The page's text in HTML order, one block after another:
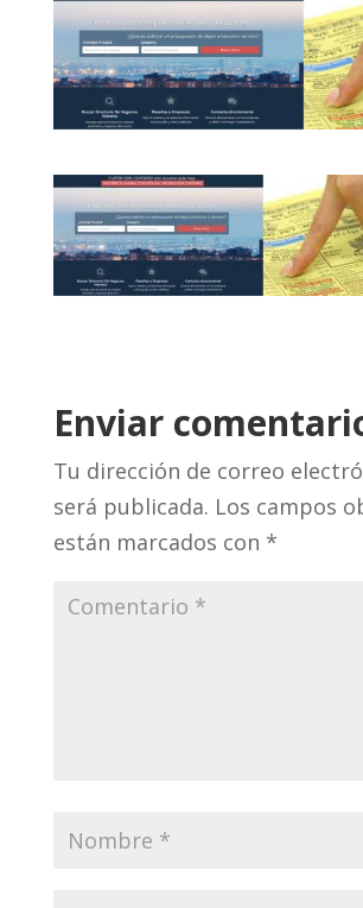
Enviar
Tu dirección de correo
será publicada. Los campos
están marcados con *